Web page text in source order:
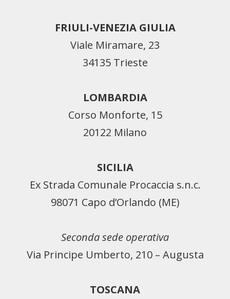
FRIULI-VENEZIA GIULIA
Viale Miramare, 23
34135 Trieste
LOMBARDIA
Corso Monforte, 15
20122 Milano
SICILIA
Ex Strada Comunale Procaccia s.n.c.
98071 Capo d’Orlando (ME)
Seconda sede operativa
Via Principe Umberto, 210 – Augusta
TOSCANA